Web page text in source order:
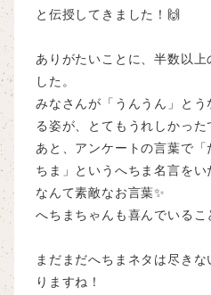
と伝授してきました！🙌
ありがたいことに、半数以
した。
みなさんが「うんうん」と
る姿が、とてもうれしかった
あと、アンケートの言葉で
ちま」というへちま名言をい
なんて素敵なお言葉✨
へちまちゃんも喜んでいるこ
まだまだへちまネタは尽き
りますね！